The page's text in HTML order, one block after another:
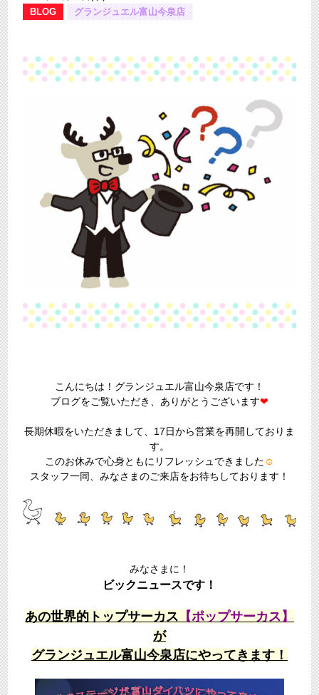
BLOG
グランジュエル富山今泉店
こんにちは！グランジュエル富山今泉店です！
ブログをご覧いただき、ありがとうございます❤
長期休暇をいただきまして、17日から営業を再開しておりま
す。
このお休みで心身ともにリフレッシュできました ☺
スタッフ一同、みなさまのご来店をお待ちしております！
みなさまに！
ビックニュースです！
あの世界的トップサーカス 【ポップサーカス】
が
グランジュエル富山今泉店にやってきます！